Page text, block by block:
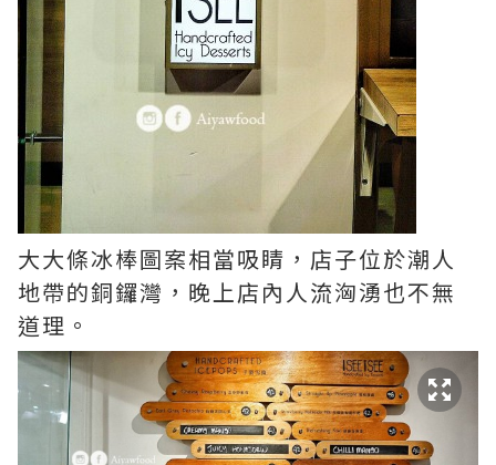
大大條冰棒圖案相當吸睛，店子位於潮人
地帶的銅鑼灣，晚上店內人流洶湧也不無
道理。